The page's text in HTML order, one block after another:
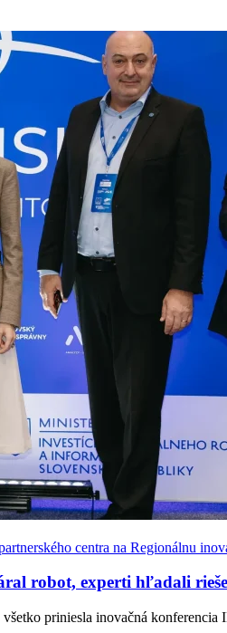
centra na Regionálnu
robot, experti hľadali
všetko priniesla inovačná